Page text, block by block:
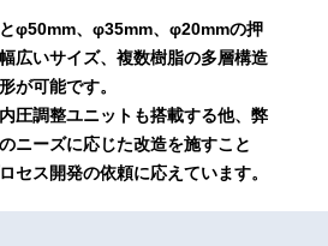
φ50mm、φ35mm、φ20mmの押
広いサイズ、複数樹脂の多層構造
が可能です。
圧調整ユニットも搭載する他、弊
ニーズに応じた改造を施すこと
セス開発の依頼に応えています。